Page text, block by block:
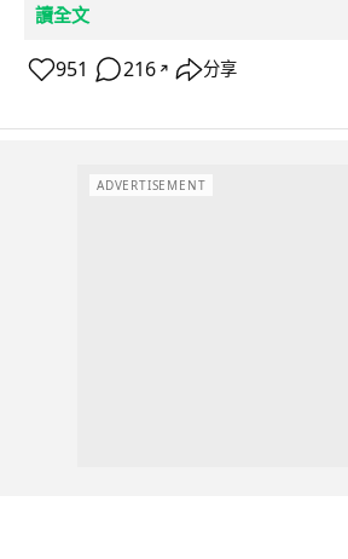
讀全文
951 216 ↗ 分享
ADVERTISEMENT